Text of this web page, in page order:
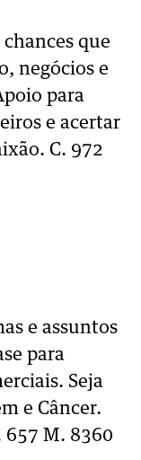
que
negócios e
para
e acertar
C. 972
e assuntos
para
Seja
e Câncer.
657 M. 8360